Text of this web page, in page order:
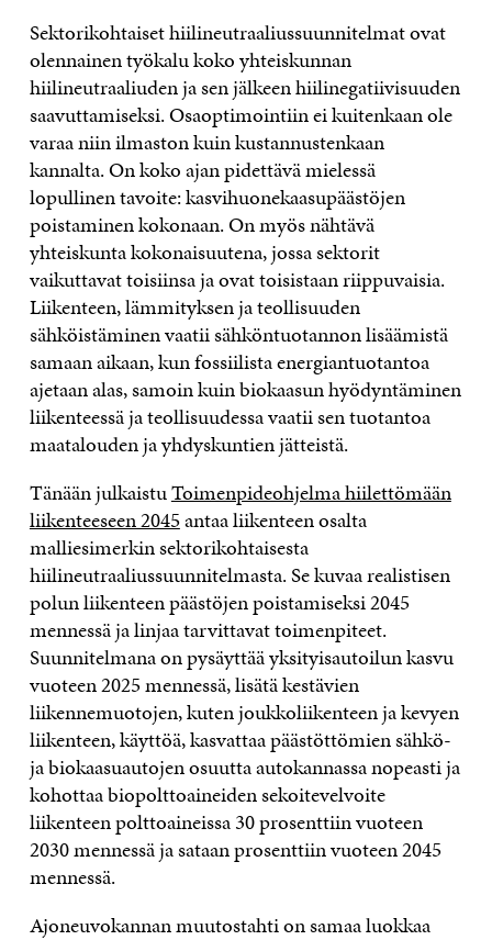
Sektorikohtaiset hiilineutraaliussuunnitelmat ovat
olennainen työkalu koko yhteiskunnan
hiilineutraaliuden ja sen jälkeen hiilinegatiivisuuden
saavuttamiseksi. Osaoptimointiin ei kuitenkaan ole
varaa niin ilmaston kuin kustannustenkaan
kannalta. On koko ajan pidettävä mielessä
lopullinen tavoite: kasvihuonekaasupäästöjen
poistaminen kokonaan. On myös nähtävä
yhteiskunta kokonaisuutena, jossa sektorit
vaikuttavat toisiinsa ja ovat toisistaan riippuvaisia.
Liikenteen, lämmityksen ja teollisuuden
sähköistäminen vaatii sähköntuotannon lisäämistä
samaan aikaan, kun fossiilista energiantuotantoa
ajetaan alas, samoin kuin biokaasun hyödyntäminen
liikenteessä ja teollisuudessa vaatii sen tuotantoa
maatalouden ja yhdyskuntien jätteistä.
Tänään julkaistuToimenpideohjelma hiilettömään
liikenteeseen 2045antaa liikenteen osalta
malliesimerkin sektorikohtaisesta
hiilineutraaliussuunnitelmasta. Se kuvaa realistisen
polun liikenteen päästöjen poistamiseksi 2045
mennessä ja linjaa tarvittavat toimenpiteet.
Suunnitelmana on pysäyttää yksityisautoilun kasvu
vuoteen 2025 mennessä, lisätä kestävien
liikennemuotojen, kuten joukkoliikenteen ja kevyen
liikenteen, käyttöä, kasvattaa päästöttömien sähkö-
ja biokaasuautojen osuutta autokannassa nopeasti ja
kohottaa biopolttoaineiden sekoitevelvoite
liikenteen polttoaineissa 30 prosenttiin vuoteen
2030 mennessä ja sataan prosenttiin vuoteen 2045
mennessä.
Ajoneuvokannan muutostahti on samaa luokkaa